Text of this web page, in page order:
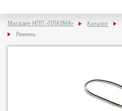
Магазин НПП «ПЛАЗМА» Каталог
Ремень